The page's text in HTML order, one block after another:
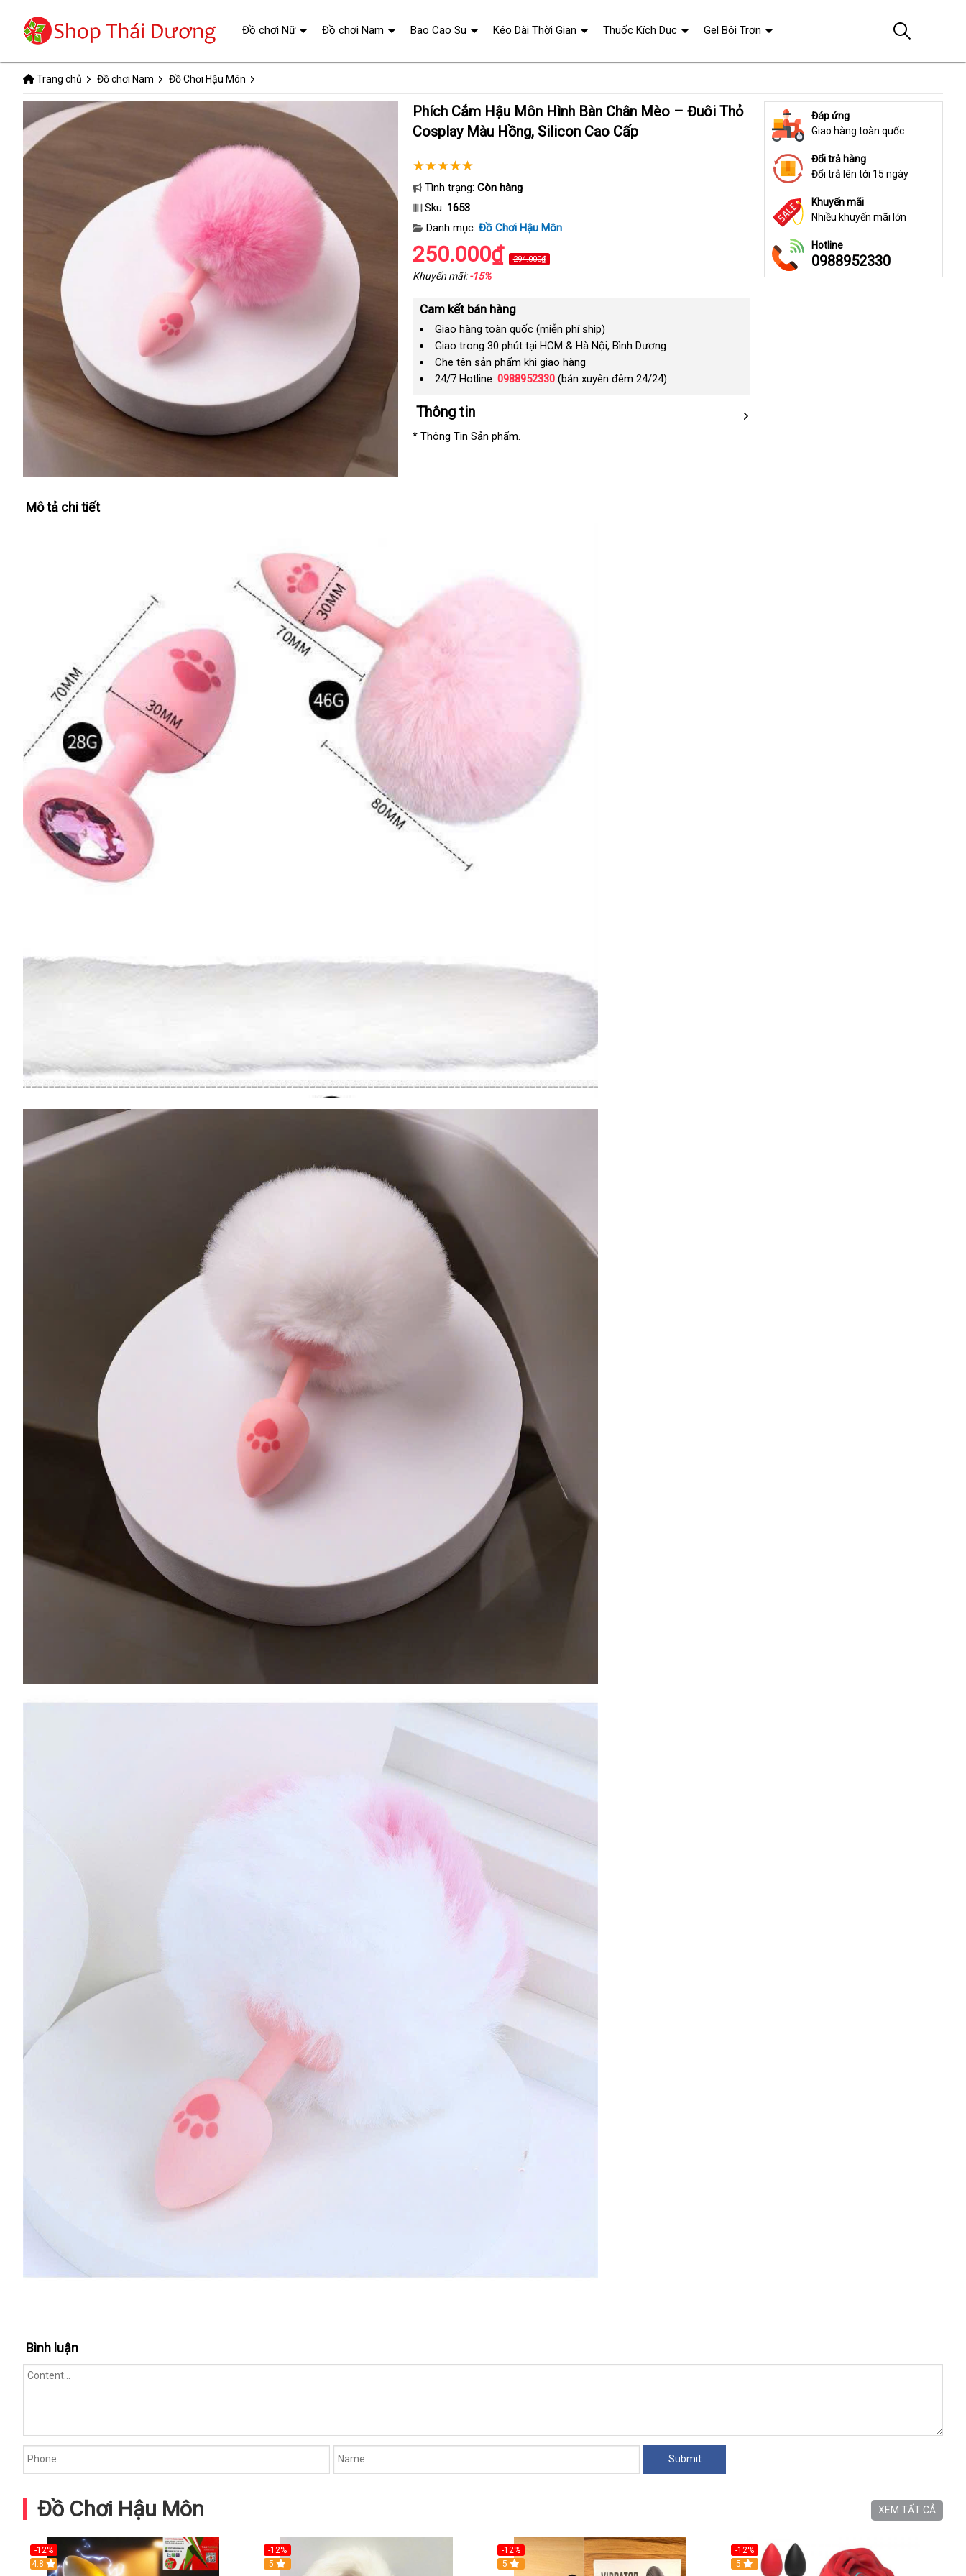
Trang chủ Đồ chơi Nam Đồ Chơi Hậu Môn
Phích Cắm Hậu Môn Hình Bàn Chân Mèo – Đuôi Thỏ
Cosplay Màu Hồng, Silicon Cao Cấp
Tình trạng: Còn hàng
Sku: 1653
Danh mục: Đồ Chơi Hậu Môn
250.000₫ 294.000₫
Khuyến mãi:-15%
Cam kết bán hàng
Giao hàng toàn quốc (miễn phí ship)
Giao trong 30 phút tại HCM & Hà Nội, Bình Dương
Che tên sản phẩm khi giao hàng
24/7 Hotline: 0988952330(bán xuyên đêm 24/24)
Thông tin
* Thông Tin Sản phẩm.
Đáp ứng
Giao hàng toàn quốc
Đổi trả hàng
Đổi trả lên tới 15 ngày
Khuyến mãi
Nhiều khuyến mãi lớn
Hotline
0988952330
Mô tả chi tiết
Bình luận
Đồ Chơi Hậu Môn XEM TẤT CẢ
-12%
4.8
-12%
5
-12%
5
-12%
5
Đồ chơi Nữ Đồ chơi Nam Bao Cao Su Kéo Dài Thời Gian Thuốc Kích Dục Gel Bôi Trơn